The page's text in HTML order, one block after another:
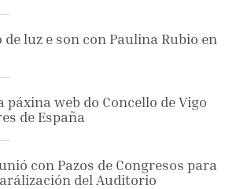
luz e son con Paulina Rubio en
páxina web do Concello de Vigo
de España
con Pazos de Congresos para
del Auditorio